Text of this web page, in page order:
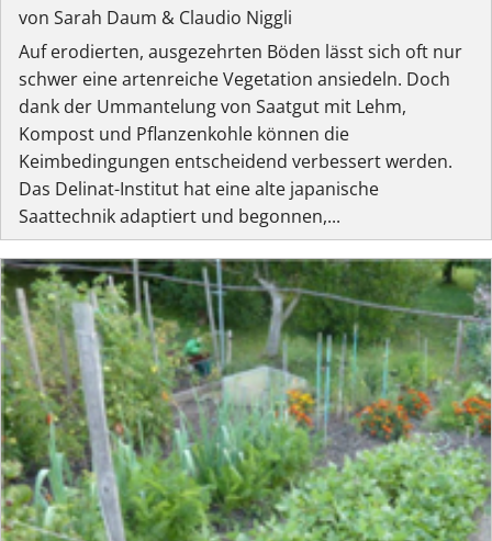
von Sarah Daum & Claudio Niggli
Auf erodierten, ausgezehrten Böden lässt sich oft nur
schwer eine artenreiche Vegetation ansiedeln. Doch
dank der Ummantelung von Saatgut mit Lehm,
Kompost und Pflanzenkohle können die
Keimbedingungen entscheidend verbessert werden.
Das Delinat-Institut hat eine alte japanische
Saattechnik adaptiert und begonnen,...